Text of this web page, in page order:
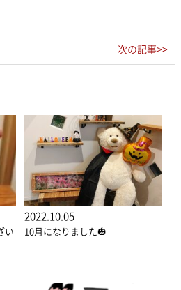
次の記事>>
い
2022.10.05
10月になりました🎃